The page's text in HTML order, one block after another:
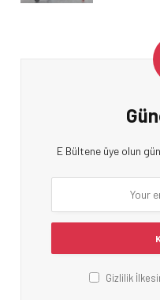
E Bültene üye olun
Gizlilik